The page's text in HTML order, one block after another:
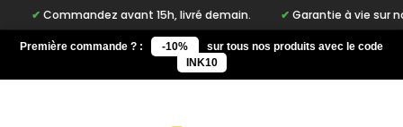
Commandez avant 15h, livré demain. Garantie à vie sur notre
Première commande ? : -10%
sur tous nos produits avec le code
INK10